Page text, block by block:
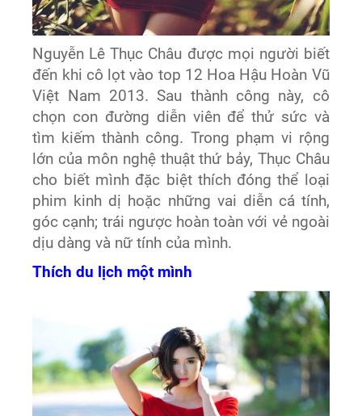
Nguyễn Lê Thục Châu được mọi người biết
đến khi cô lọt vào top 12 Hoa Hậu Hoàn Vũ
Việt Nam 2013. Sau thành công này, cô
chọn con đường diễn viên để thử sức và
tìm kiếm thành công. Trong phạm vi rộng
lớn của môn nghệ thuật thứ bảy, Thục Châu
cho biết mình đặc biệt thích đóng thể loại
phim kinh dị hoặc những vai diễn cá tính,
góc cạnh; trái ngược hoàn toàn với vẻ ngoài
dịu dàng và nữ tính của mình.
Thích du lịch một mình